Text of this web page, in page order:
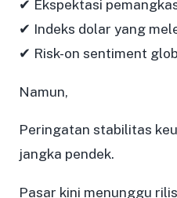
✔ Ekspektasi
✔ Indeks dolar yang
✔ Risk-on sentiment
Namun,
Peringatan stabilitas
jangka pendek.
Pasar kini menunggu